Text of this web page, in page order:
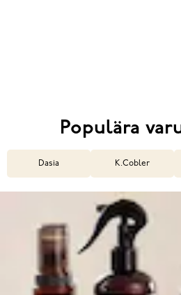
Populära
Dasia K.Cobler